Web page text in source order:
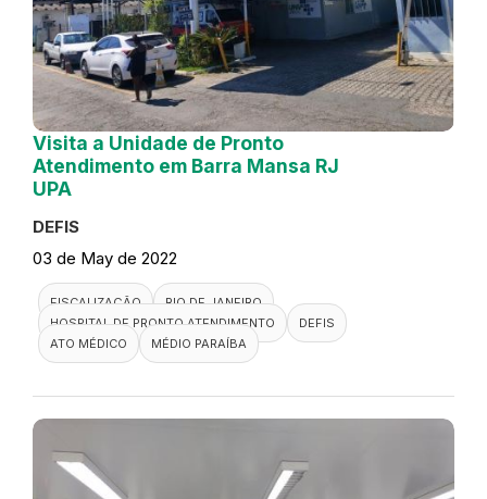
Visita a Unidade de Pronto
Atendimento em Barra Mansa RJ
UPA
DEFIS
03 de May de 2022
FISCALIZAÇÃO
RIO DE JANEIRO
HOSPITAL DE PRONTO ATENDIMENTO
DEFIS
ATO MÉDICO
MÉDIO PARAÍBA